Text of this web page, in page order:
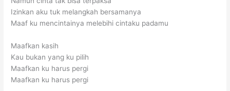
Izinkan aku tuk melangkah bersamanya
Maaf ku mencintainya melebihi cintaku padamu
Maafkan kasih
Kau bukan yang ku pilih
Maafkan ku harus pergi
Maafkan ku harus pergi